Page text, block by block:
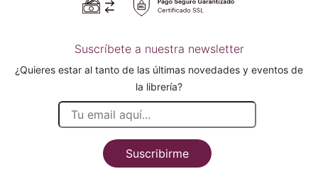
Suscríbete a nuestra newsletter
¿Quieres estar al tanto de las últimas novedades y eventos de
la librería?
Suscribirme